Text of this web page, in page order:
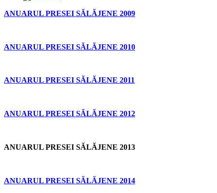
ANUARUL PRESEI SĂLĂJENE 2009
ANUARUL PRESEI SĂLĂJENE 2010
ANUARUL PRESEI SĂLĂJENE 2011
ANUARUL PRESEI SĂLĂJENE 2012
ANUARUL PRESEI SĂLĂJENE 2013
ANUARUL PRESEI SĂLĂJENE 2014